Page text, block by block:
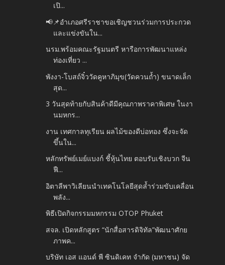
เปิ...
📢📌อำเภอศรีราชาขอเชิญชวนร่วมการประกวด
และแข่งขันใน...
นรม.พร้อมคณะรัฐมนตรี หารือการพัฒนาแหล่ง
ท่องเที่ยว ...
พังงา-โบสถ์จิ๋ววัดคูหาภิมุข(วัดควนถ้ำ) ขนาดเล็ก
สุด...
3 วันสุดท้ายกับสินค้าดีมีคุณภาพราคาพิเศษ ในงา
นมหกร...
งาน เทศกาลทุเรียน ผลไม้ของดีบ่อทอง ซึ่งจะจัด
ขึ้นใน...
หลักทรัพย์เมย์แบงก์ ชี้หุ้นไทย ตอบรับเชิงบวก จีน
ฟื...
อิตาลีพาวิเลียนนำเทคโนโลยีสุดล้ำร่วมขับเคลื่อน
พลัง...
พิธีเปิดกิจกรรมมหกรรม OTOP Phuket
สจล. เปิดหลักสูตร “นักสื่อสารดิจิทัล”พัฒนาศักย
ภาพค...
บริษัท เอส แอนด์ พี ซินดิเคท จำกัด (มหาชน) จัด